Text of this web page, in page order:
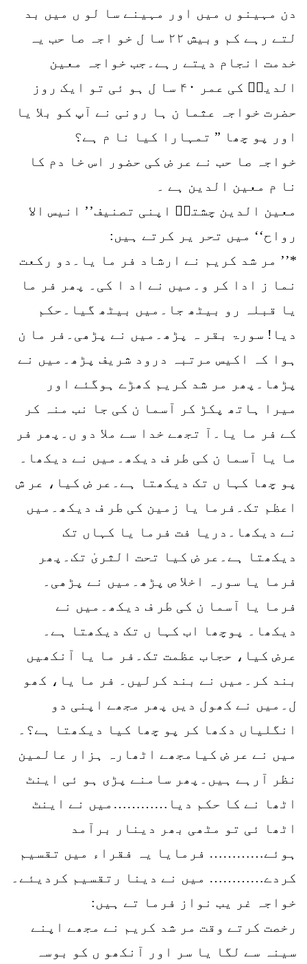
دن مہینو ں میں اور مہینے سا لو ں میں بد
لتے رہے کم وبیش ۲۲ سا ل خو اجہ صا حب یہ
خدمت انجام دیتے رہے۔جب خواجہ معین
الدینؒ کی عمر ۴۰ سا ل ہو ئی تو ایک روز
حضرت خواجہ عثما ن ہا رونی نے آپ کو بلا یا
اور پو چھا ” تمہارا کیا نا م ہے؟
خواجہ صا حب نے عر ض کی حضور اس خا دم کا
نا م معین الدین ہے ۔
معین الدین چشتیؒ اپنی تصنیف’’ انیس الا
رواح‘‘ میں تحر یر کرتے ہیں:
*’’ مر شد کریم نے ارشاد فر ما یا۔دو رکعت
نما ز ادا کر و۔میں نے اد ا کی۔ پھر فر ما
یا قبلہ رو بیٹھ جا۔میں بیٹھ گیا۔حکم
دیا! سورۃ بقر ہ پڑھ۔میں نے پڑھی۔فر ما ن
ہوا کہ اکیس مرتبہ درود شریف پڑھ۔میں نے
پڑھا۔پھر مر شد کریم کھڑے ہوگئے اور
میرا ہاتھ پکڑ کر آسما ن کی جا نب منہ کر
کے فر ما یا۔آ تجھے خدا سے ملا دو ں۔پھر فر
ما یا آسما ن کی طر ف دیکھ۔میں نے دیکھا۔
پو چھا کہا ں تک دیکھتا ہے۔عر ض کیا، عر ش
اعظم تک۔فرما یا زمین کی طر ف دیکھ۔میں
نے دیکھا۔دریا فت فرما یا کہاں تک
دیکھتا ہے۔عر ض کیا تحت الثریٰ تک۔پھر
فرما یا سورہ اخلا ص پڑھ۔میں نے پڑھی۔
فرما یا آسما ن کی طر ف دیکھ۔میں نے
دیکھا۔ پوچھا اب کہا ں تک دیکھتا ہے۔
عرض کیا، حجاب عظمت تک۔فر ما یا آنکھیں
بند کر۔میں نے بند کرلیں۔ فر ما یا، کھو
ل۔میں نے کھول دیں پھر مجھے اپنی دو
انگلیاں دکھا کر پو چھا کیا دیکھتا ہے؟۔
میں نے عر ض کیامجھے اٹھارہ ہزار عالمین
نظر آرہے ہیں۔پھر سامنے پڑی ہو ئی اینٹ
اٹھا نے کا حکم دیا…………میں نے اینٹ
اٹھا ئی تو مٹھی بھر دینار برآمد
ہوئے………… فرمایا یہ فقراء میں تقسیم
کردے………… میں نے دینا رتقسیم کردیئے۔
خواجہ غر یب نواز فرما تے ہیں:
رخصت کرتے وقت مر شد کریم نے مجھے اپنے
سینہ سے لگا یا سر اور آنکھو ں کو بوسہ